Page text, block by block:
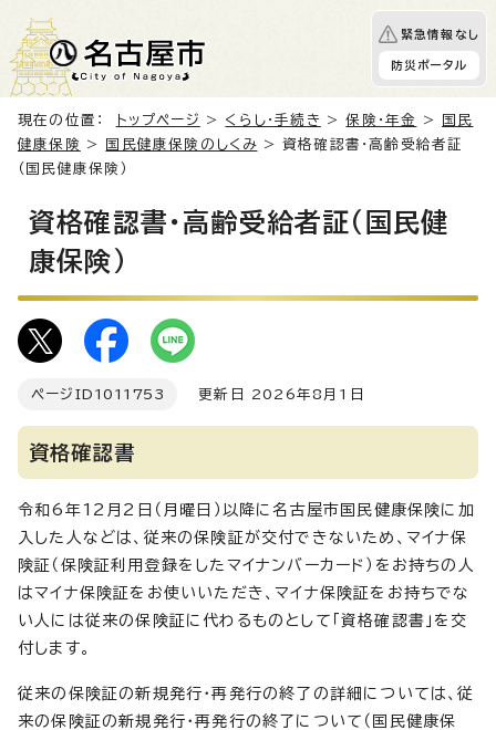
緊急情報なし
防災ポータル
現在の位置： トップページ > くらし・手続き >保険・年金 >
国民
健康保険
> 国民健康保険のしくみ > 資格確認書・高齢受給者証
（国民健康保険）
資格確認書・高齢受給者証（国民健
康保険）
ページID 1011753 更新日 2026年8月1日
資格確認書
令和6年12月2日（月曜日）以降に名古屋市国民健康保険に加
入した人などは、従来の保険証が交付できないため、マイナ保
険証（保険証利用登録をしたマイナンバーカード）をお持ちの人
はマイナ保険証をお使いいただき、マイナ保険証をお持ちでな
い人には従来の保険証に代わるものとして「資格確認書」を交
付します。
従来の保険証の新規発行・再発行の終了の詳細については、従
来の保険証の新規発行・再発行の終了について（国民健康保